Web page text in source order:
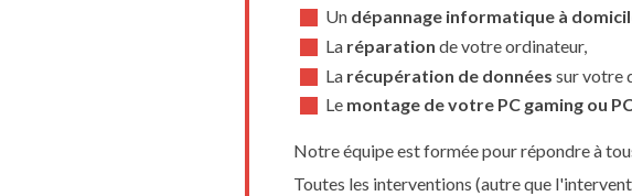
Un dépannage informatique à
La réparation de votre ordinateur,
La récupération de données sur votre
Le montage de votre PC gaming ou
Notre équipe est formée pour répondre à
Toutes les interventions (autre que